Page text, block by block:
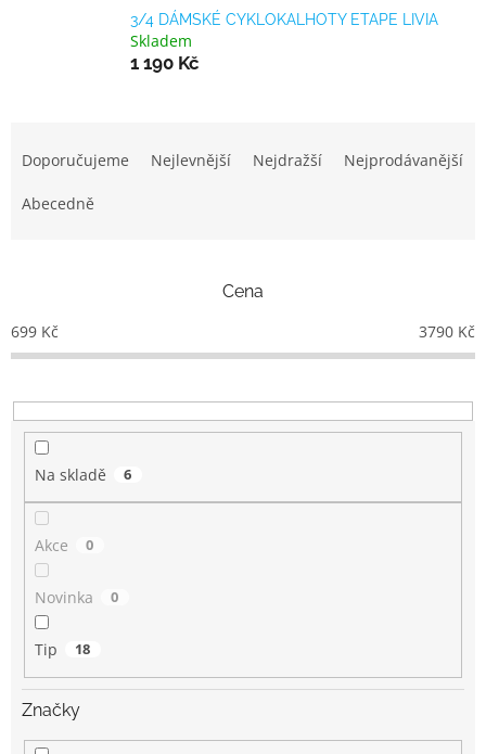
3/4 DÁMSKÉ CYKLOKALHOTY ETAPE LIVIA
Skladem
1 190 Kč
e
o
d
k
t
Doporučujeme Nejlevnější Nejdražší Nejprodávanější
Abecedně
Cena
699 Kč 3790 Kč
Na skladě 6
Akce 0
Novinka 0
Tip 18
Značky